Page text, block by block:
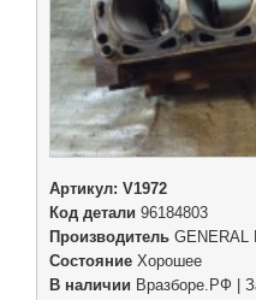
Артикул: V1972
Код детали 96184803
Производитель GENERAL
Состояние Хорошее
В наличии Вразборе.РФ |